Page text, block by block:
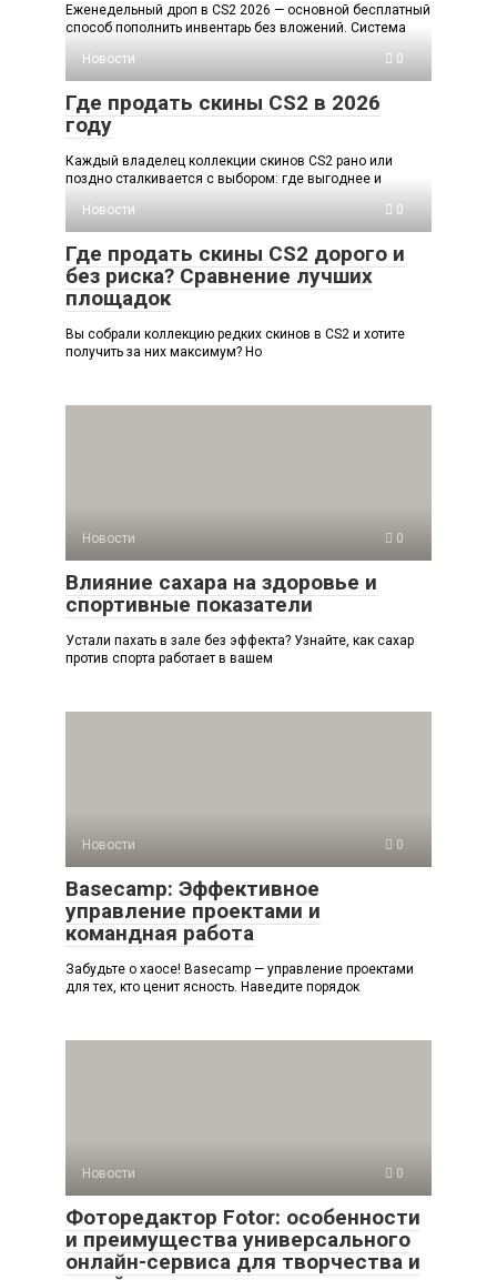
Еженедельный дроп в CS2 2026 — основной бесплатный
способ пополнить инвентарь без вложений. Система
Новости
0
Где продать скины CS2 в 2026
году
Каждый владелец коллекции скинов CS2 рано или
поздно сталкивается с выбором: где выгоднее и
Новости
0
Где продать скины CS2 дорого и
без риска? Сравнение лучших
площадок
Вы собрали коллекцию редких скинов в CS2 и хотите
получить за них максимум? Но
Новости 0
Влияние сахара на здоровье и
спортивные показатели
Устали пахать в зале без эффекта? Узнайте, как сахар
против спорта работает в вашем
Новости 0
Basecamp: Эффективное
управление проектами и
командная работа
Забудьте о хаосе! Basecamp — управление проектами
для тех, кто ценит ясность. Наведите порядок
Новости 0
Фоторедактор Fotor: особенности
и преимущества универсального
онлайн-сервиса для творчества и